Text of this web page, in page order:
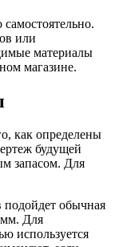
или
материалы
магазине.
как определены
будущей
запасом. Для
подойдет обычная
мм. Для
используется